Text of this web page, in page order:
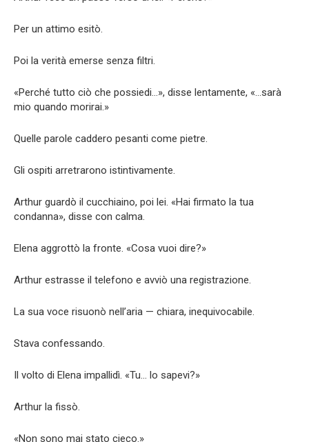
Per un attimo esitò.
Poi la verità emerse senza filtri.
«Perché tutto ciò che possiedi…», disse lentamente, «…sarà
mio quando morirai.»
Quelle parole caddero pesanti come pietre.
Gli ospiti arretrarono istintivamente.
Arthur guardò il cucchiaino, poi lei. «Hai firmato la tua
condanna», disse con calma.
Elena aggrottò la fronte. «Cosa vuoi dire?»
Arthur estrasse il telefono e avviò una registrazione.
La sua voce risuonò nell’aria — chiara, inequivocabile.
Stava confessando.
Il volto di Elena impallidì. «Tu… lo sapevi?»
Arthur la fissò.
«Non sono mai stato cieco.»